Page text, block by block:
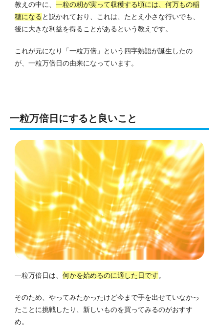
教えの中に、 一粒の籾が実って収穫する頃には、何万もの稲
穂になる と説かれており、これは、たとえ小さな行いでも、
後に大きな利益を得ることがあるという教えです。
これが元になり「一粒万倍」という四字熟語が誕生したの
が、一粒万倍日の由来になっています。
一粒万倍日にすると良いこと
一粒万倍日は、 何かを始めるのに適した日です。
そのため、やってみたかったけど今まで手を出せていなかっ
たことに挑戦したり、新しいものを買ってみるのがおすす
め。